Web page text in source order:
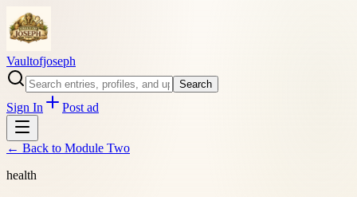
Vaultofjoseph
Search
Sign In Post ad
← Back to Module Two
health